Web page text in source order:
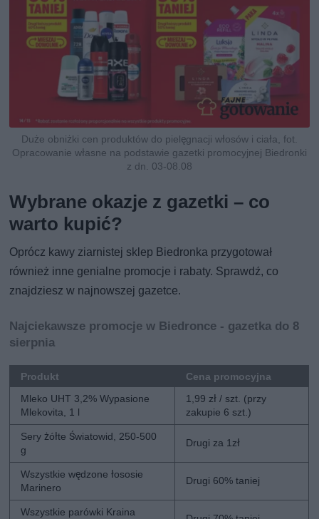
Duże obniżki cen produktów do pielęgnacji włosów i ciała, fot.
Opracowanie własne na podstawie gazetki promocyjnej Biedronki
z dn. 03-08.08
Wybrane okazje z gazetki – co
warto kupić?
Oprócz kawy ziarnistej sklep Biedronka przygotował
również inne genialne promocje i rabaty. Sprawdź, co
znajdziesz w najnowszej gazetce.
Najciekawsze promocje w Biedronce - gazetka do 8
sierpnia
Produkt
Cena promocyjna
Mleko UHT 3,2% Wypasione
Mlekovita, 1 l
1,99 zł / szt. (przy
zakupie 6 szt.)
Sery żółte Światowid, 250-500
g
Drugi za 1zł
Wszystkie wędzone łososie
Marinero
Drugi 60% taniej
Wszystkie parówki Kraina